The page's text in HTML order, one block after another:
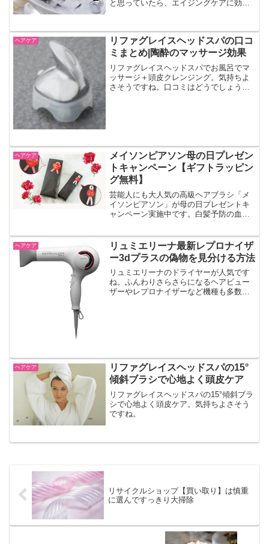
と思っていたら、エイジングケアに効果
ヘアケア
リファグレイスヘッドスパの口コ
ミまとめ|陶酔のマッサージ効果
リファグレイスヘッドスパでお風呂でマ
ッサージ＋頭皮クレンジング。気持ちよ
さそうですね。口コミはどうでしょう
ヘアケア
メイソンピアソン母の日プレゼン
トキャンペーン【ギフトラッピン
グ無料】
芸能人にも大人気の高級ヘアブラシ「メ
イソンピアソン」が母の日プレゼントキ
ャンペーン実施中です。白髪予防の血行
ービスで母の日プレゼントに。
ヘアケア
リュミエリーナ最新レプロナイザ
ー3dプラスの偽物を見分ける方法
リュミエリーナのドライヤーが人気です
ね。ふんわりさらさらになるヘアビュー
ザーやレプロナイザーなど機種も多数。
ヘアケア
リファグレイスヘッドスパの15°
傾斜ブラシで心地よく頭皮ケア
リファグレイスヘッドスパの15°傾斜ブラ
シで心地よく頭皮ケア。気持ちよさそう
ですね。
リサイクルショップ【買い取り】は慎重
に選んですっきり大掃除